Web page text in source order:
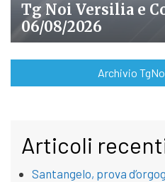
Tg Noi Versilia e
06/08/2026
Archivio
Articoli
Santangelo, prova